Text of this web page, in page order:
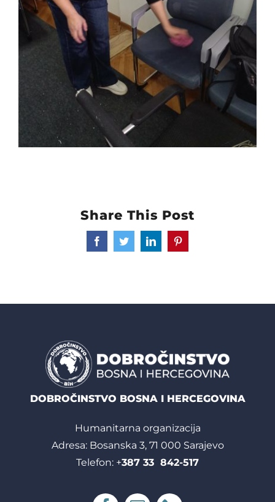
Share This Post
FacebookTwitterLinkedInPinterest
DOBROČINSTVO BOSNA I HERCEGOVINA
Humanitarna organizacija
Adresa: Bosanska 3, 71 000 Sarajevo
Telefon: +387 33 842-517